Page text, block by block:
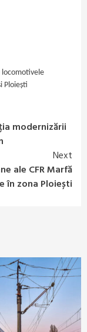
locomotivele
Ploiești
modernizării
Next
ale CFR Marfă
în zona Ploiești